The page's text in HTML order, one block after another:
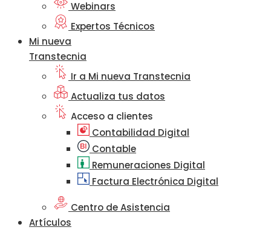
Webinars
Expertos Técnicos
Mi nueva
Transtecnia
Ir a Mi nueva Transtecnia
Actualiza tus datos
Acceso a clientes
Contabilidad Digital
Contable
Remuneraciones Digital
Factura Electrónica Digital
Centro de Asistencia
Artículos